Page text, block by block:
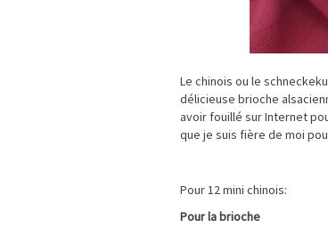
Le chinois ou le
délicieuse brioche
avoir fouillé sur Internet
que je suis fière de moi
Pour 12 mini chinois:
Pour la brioche